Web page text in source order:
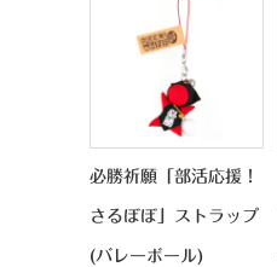
必勝祈願「部活応援！
さるぼぼ」ストラップ
(バレーボール)